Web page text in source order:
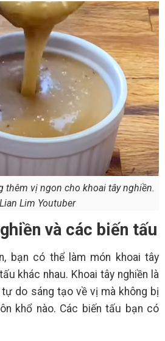
thêm vị ngon cho khoai tây nghiền.
Lim Youtuber
và các biến tấu
bạn có thể làm món khoai tây
khác nhau. Khoai tây nghiền là
do sáng tạo về vị mà không bị
khổ nào. Các biến tấu bạn có